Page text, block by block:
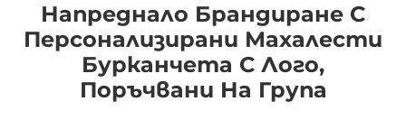
Напреднало Брандиране С
Персонализирани Махалести
Бурканчета С Лого,
Поръчвани На Група